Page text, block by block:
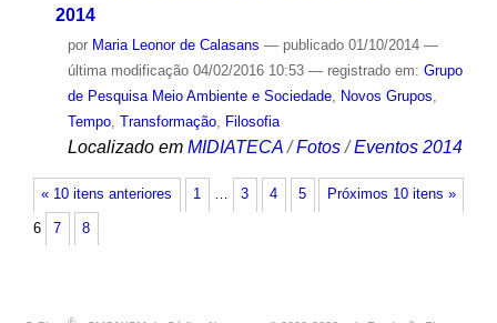
2014
por Maria Leonor de Calasans — publicado01/10/2014 —
última modificação04/02/2016 10:53 — registrado em: Grupo
de Pesquisa Meio Ambiente e Sociedade, Novos Grupos,
Tempo, Transformação, Filosofia
Localizado em MIDIATECA /Fotos /Eventos 2014
« 10 itens anteriores Próximos 10 itens »
1 … 3 4 5
6 7 8